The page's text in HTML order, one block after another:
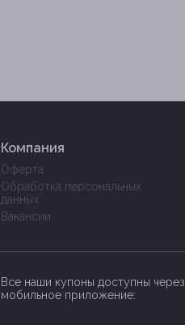
Компания
Оферта
Обработка персональных
данных
Вакансии
Все наши купоны доступны через
мобильное приложение: